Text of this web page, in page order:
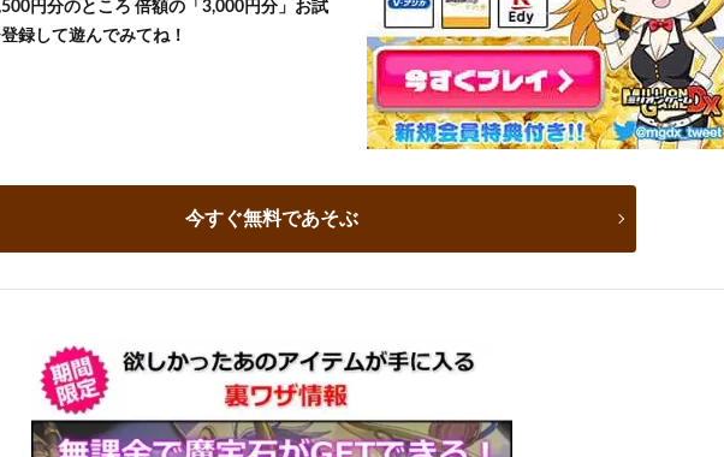
円分のところ 倍額の「3,000円分」お試
録して遊んでみてね！
今すぐ無料であそぶ